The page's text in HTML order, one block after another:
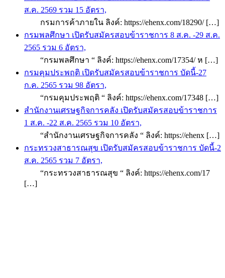
ส.ค. 2569 รวม 15 อัตรา,
กรมการค้าภายใน ลิงค์: https://ehenx.com/18290/ […]
กรมพลศึกษา เปิดรับสมัครสอบข้าราชการ 8 ส.ค. -29 ส.ค.
2565 รวม 6 อัตรา,
“กรมพลศึกษา “ ลิงค์: https://ehenx.com/17354/ ห […]
กรมคุมประพฤติ เปิดรับสมัครสอบข้าราชการ บัดนี้-27
ก.ค. 2565 รวม 98 อัตรา,
“กรมคุมประพฤติ “ ลิงค์: https://ehenx.com/17348 […]
สำนักงานเศรษฐกิจการคลัง เปิดรับสมัครสอบข้าราชการ
1 ส.ค. -22 ส.ค. 2565 รวม 10 อัตรา,
“สำนักงานเศรษฐกิจการคลัง “ ลิงค์: https://ehenx […]
กระทรวงสาธารณสุข เปิดรับสมัครสอบข้าราชการ บัดนี้-2
ส.ค. 2565 รวม 7 อัตรา,
“กระทรวงสาธารณสุข “ ลิงค์: https://ehenx.com/17
[…]